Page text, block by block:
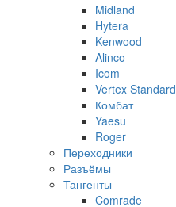
Midland
Hytera
Kenwood
Alinco
Icom
Vertex Standard
Комбат
Yaesu
Roger
Переходники
Разъёмы
Тангенты
Comrade